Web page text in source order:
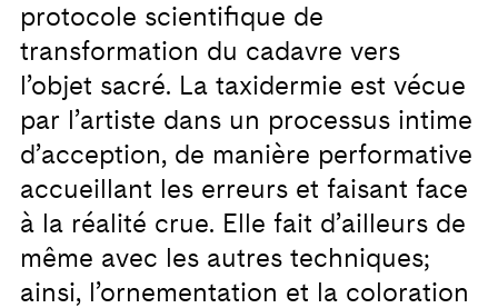
protocole scientifique de
transformation du cadavre vers
l’objet sacré. La taxidermie est vécue
par l’artiste dans un processus intime
d’acception, de manière performative
accueillant les erreurs et faisant face
à la réalité crue. Elle fait d’ailleurs de
même avec les autres techniques;
ainsi, l’ornementation et la coloration